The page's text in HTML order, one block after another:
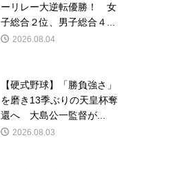
ーリレー大逆転優勝！ 女
子総合２位、男子総合４...
2026.08.04
【硬式野球】「勝負強さ」
を磨き13季ぶりの天皇杯奪
還へ 大島公一監督が...
2026.08.03